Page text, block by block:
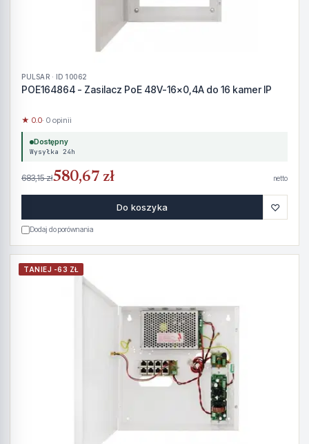
PULSAR · ID 10062
POE164864 - Zasilacz PoE 48V-16x0,4A do 16 kamer IP
★ 0.0· 0 opinii
Dostępny
Wysyłka 24h
683,15 zł580,67 zł netto
Do koszyka ♡
Dodaj do porównania
TANIEJ -63 ZŁ